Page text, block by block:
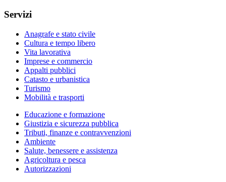
Servizi
Anagrafe e stato civile
Cultura e tempo libero
Vita lavorativa
Imprese e commercio
Appalti pubblici
Catasto e urbanistica
Turismo
Mobilità e trasporti
Educazione e formazione
Giustizia e sicurezza pubblica
Tributi, finanze e contravvenzioni
Ambiente
Salute, benessere e assistenza
Agricoltura e pesca
Autorizzazioni